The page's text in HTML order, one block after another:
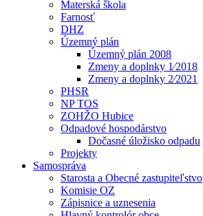
Materská škola
Farnosť
DHZ
Územný plán
Územný plán 2008
Zmeny a doplnky 1⁄2018
Zmeny a doplnky 2⁄2021
PHSR
NP TOS
ZOHŽO Hubice
Odpadové hospodárstvo
Dočasné úložisko odpadu
Projekty
Samospráva
Starosta a Obecné zastupiteľstvo
Komisie OZ
Zápisnice a uznesenia